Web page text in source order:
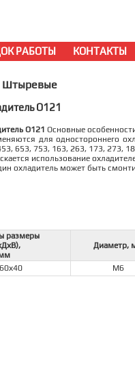
РАБОТЫ КОНТАКТЫ
Штыревые
О121
О121 Основные
для одностороннего
653, 753, 163, 263, 173, 273,
использование
охладитель может быть
размеры
Диаметр,
M6